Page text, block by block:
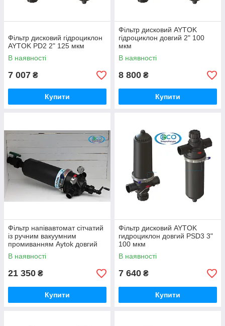
Фільтр дисковий гідроциклон
AYTOK PD2 2" 125 мкм
В наявності
7 007 ₴
Купити
Фільтр дисковий AYTOK
гідроциклон довгий 2" 100
мкм
В наявності
8 800 ₴
Купити
Фільтр напівавтомат сітчатий
із ручним вакуумним
промиванням Аytok довгий
PVS20 125 мкм
В наявності
21 350 ₴
Купити
Фільтр дисковий AYTOK
гидроциклон довгий PSD3 3"
100 мкм
В наявності
7 640 ₴
Купити